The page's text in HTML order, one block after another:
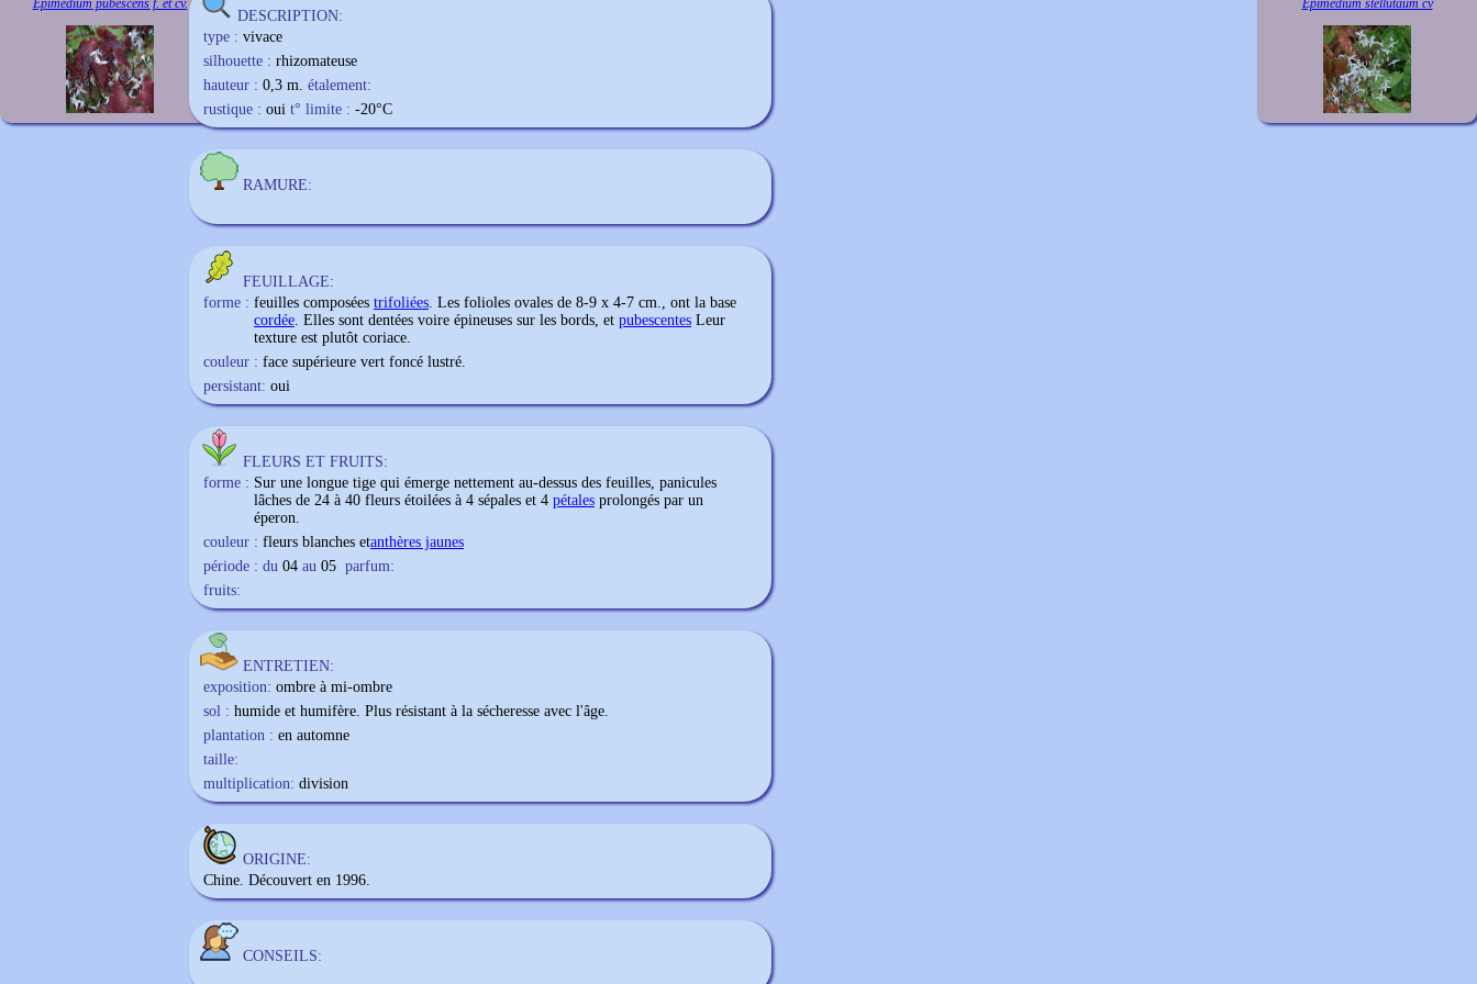
Epimedium pubescens f. et cv. Epimedium stellutaum cv
DESCRIPTION:
type : vivace
silhouette : rhizomateuse
hauteur : 0,3 m. étalement:
rustique : oui t° limite : -20°C
RAMURE:
FEUILLAGE:
forme : feuilles composées trifoliées. Les folioles ovales de 8-9 x 4-7 cm., ont la base
cordée. Elles sont dentées voire épineuses sur les bords, et pubescentes Leur
texture est plutôt coriace.
couleur : face supérieure vert foncé lustré.
persistant: oui
FLEURS ET FRUITS:
forme : Sur une longue tige qui émerge nettement au-dessus des feuilles, panicules
lâches de 24 à 40 fleurs étoilées à 4 sépales et 4 pétales prolongés par un
éperon.
couleur : fleurs blanches etanthères jaunes
période : du 04 au 05 parfum:
fruits:
ENTRETIEN:
exposition: ombre à mi-ombre
sol : humide et humifère. Plus résistant à la sécheresse avec l'âge.
plantation : en automne
taille:
multiplication: division
ORIGINE:
Chine. Découvert en 1996.
CONSEILS: